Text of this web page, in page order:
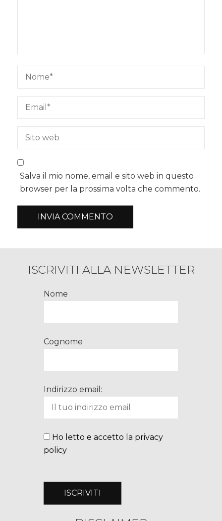
Salva il mio nome, email e sito web in questo
browser per la prossima volta che commento.
ISCRIVITI ALLA NEWSLETTER
Nome
Cognome
Indirizzo email:
Ho letto e accetto la privacy
policy